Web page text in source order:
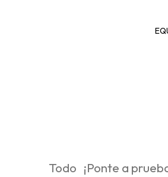
Todo ¡Ponte a